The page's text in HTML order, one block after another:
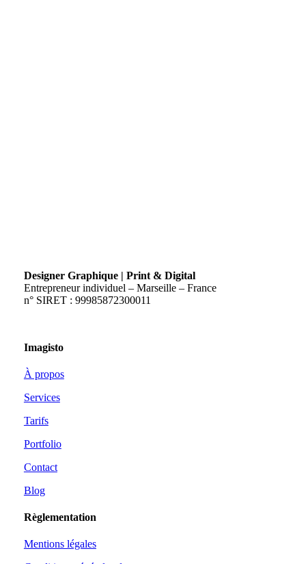
Designer Graphique | Print & Digital
Entrepreneur individuel – Marseille – France
n° SIRET : 99985872300011
Imagisto
À propos
Services
Tarifs
Portfolio
Contact
Blog
Règlementation
Mentions légales